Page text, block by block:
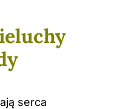
serca